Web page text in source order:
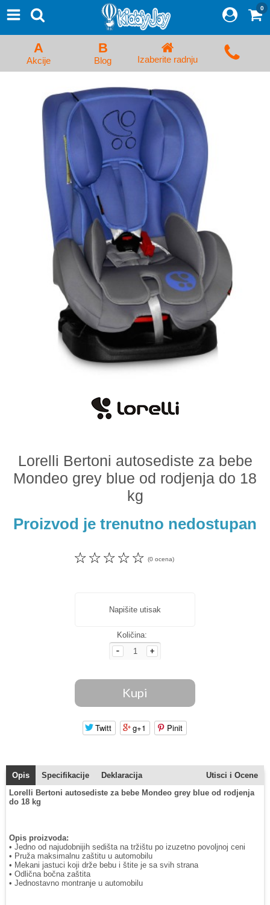
Proizvodi
Početna Prijava/Registracija
Kolica za bebe i dečija kolica
Auto sedišta za decu i bebe
Kreveci, ljuljaške i ležaljke
Kadice, noše i adapteri
Hranilice, flašice i cucle
Monitori, Ogradice i tricikli
Posteljine, vrećice i baldahini
Odeća i obuća
Igračke za bebe i decu
0
A
Akcije
B
Blog Izaberite radnju
Lorelli Bertoni autosediste za bebe
Mondeo grey blue od rodjenja do 18
kg
Proizvod je trenutno nedostupan
☆
☆
☆
☆
☆ (0 ocena)
Napišite utisak
Količina:
Twitt g+1 Pinit
Opis Specifikacije Deklaracija
Utisci i Ocene
Lorelli Bertoni autosediste za bebe Mondeo grey blue od rodjenja
do 18 kg
Opis proizvoda:
• Jedno od najudobnijih sedišta na tržištu po izuzetno povoljnoj ceni
• Pruža maksimalnu zaštitu u automobilu
• Mekani jastuci koji drže bebu i štite je sa svih strana
• Odlična bočna zaštita
• Jednostavno montranje u automobilu